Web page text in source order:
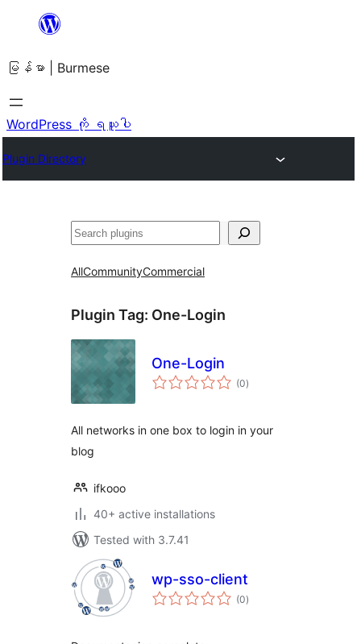
အကြောင်းအရာ
ကျော်သွား
ရန်
မြန်မာ | Burmese
WordPress ကို ရယူပါ
Plugin Directory
ရှာ
AllCommunityCommercial
Plugin Tag: One-Login
One-Login
(0total
ratings
)
All networks in one box to login in your
blog
ifkooo
40+ active installations
Tested with 3.7.41
wp-sso-client
(0total
ratings
)